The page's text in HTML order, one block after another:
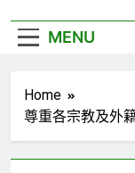
2025濱海搖滾音
MENU
Home
尊重各宗教及外